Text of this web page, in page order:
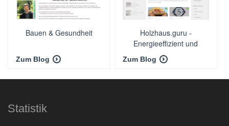
Bauen & Gesundheit
Zum Blog
Holzhaus.guru -
Energieeffizient und
ökologisch Bauen
Zum Blog
Statistik